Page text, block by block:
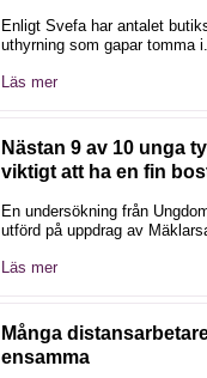
Enligt Svefa har antalet
uthyrning som gapar tomma
Läs mer
Nästan 9 av 10 unga
viktigt att ha en fin
En undersökning från
utförd på uppdrag av
Läs mer
Många
ensamma